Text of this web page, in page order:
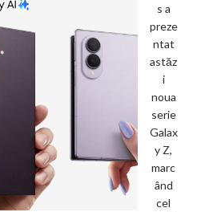
s a
preze
ntat
astăz
i
noua
serie
Galax
y Z,
marc
ând
cel